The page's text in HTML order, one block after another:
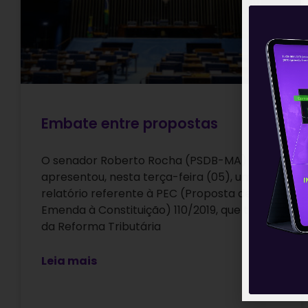
Embate entre propostas
O senador Roberto Rocha (PSDB-MA)
apresentou, nesta terça-feira (05), um
relatório referente à PEC (Proposta de
Emenda à Constituição) 110/2019, que trata
da Reforma Tributária
Leia mais